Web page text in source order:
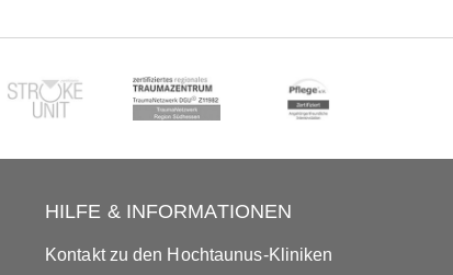
HILFE & INFORMATIONEN
Kontakt zu den Hochtaunus-Kliniken